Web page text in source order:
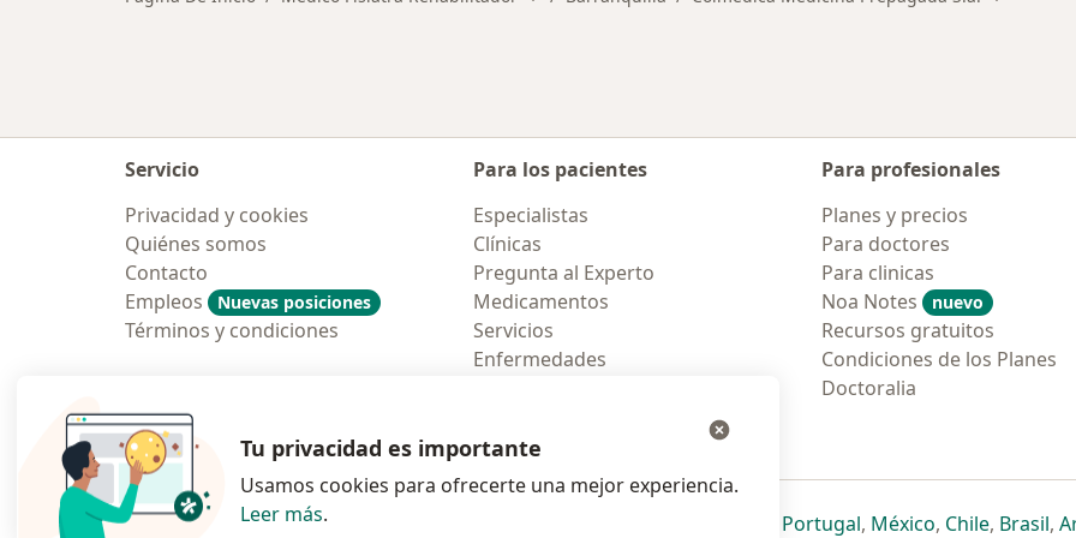
Servicio
Privacidad y cookies
Quiénes somos
Contacto
Empleos
Nuevas posiciones
Términos y condiciones
Para los pacientes
Especialistas
Clínicas
Pregunta al Experto
Medicamentos
Servicios
Enfermedades
Para profesionales
Planes y precios
Para doctores
Para clinicas
Noa Notes
nuevo
Recursos gratuitos
Condiciones de los Planes
Doctoralia
Polska se abre en una nueva pestaña
se abre en una nueva pestaña
se abre en una nueva pestaña
se abre en una nueva pestaña
Portugalse abre en una nueva
, Méxicose abre en una
, Chilese abre
, Brasilse
,
Tu privacidad es importante
Usamos cookies para ofrecerte una mejor experiencia.
Leer más.